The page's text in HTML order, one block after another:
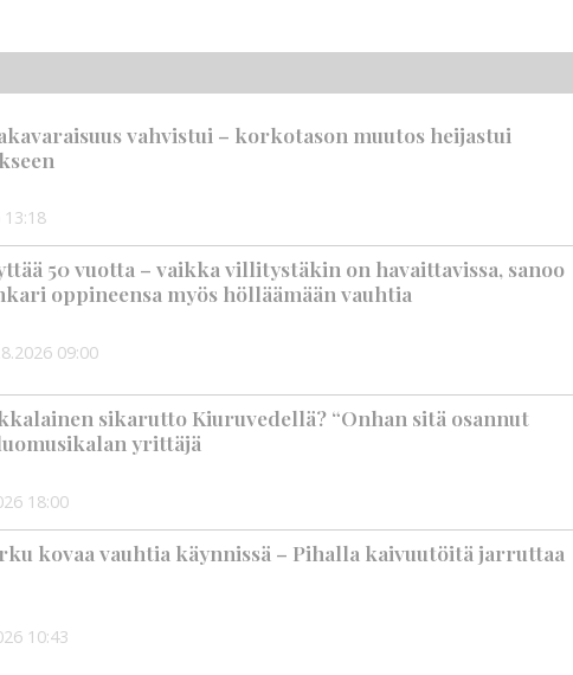
vahvistui – korkotason muutos heijastui
13:18
50 vuotta – vaikka villitystäkin on havaittavissa, sanoo
oppineensa myös hölläämään vauhtia
09:00
sikarutto Kiuruvedellä? “Onhan sitä osannut
yrittäjä
18:00
kovaa vauhtia käynnissä – Pihalla kaivuutöitä jarruttaa
10:43